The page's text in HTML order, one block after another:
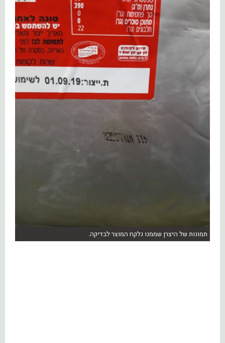
תמונות של היצרן שממנו נלקח המוצר לבדיקה.